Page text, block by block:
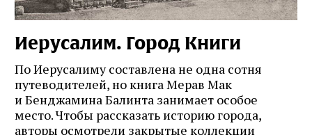
Иерусалим. Город Книги
По Иерусалиму составлена не одна сотня
путеводителей, но книга Мерав Мак
и Бенджамина Балинта занимает особое
место. Чтобы рассказать историю города,
авторы осмотрели закрытые коллекции